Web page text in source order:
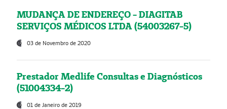
MUDANÇA DE ENDEREÇO - DIAGITAB
SERVIÇOS MÉDICOS LTDA (54003267-5)
03 de Novembro de 2020
Prestador Medlife Consultas e Diagnósticos
(51004334-2)
01 de Janeiro de 2019